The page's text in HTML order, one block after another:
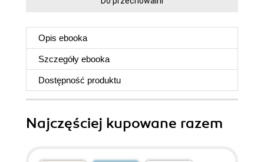
Opis ebooka
Szczegóły ebooka
Dostępność produktu
Najczęściej kupowane razem